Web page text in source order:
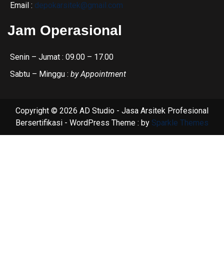
Email : depokarsitek@gmail.com
Jam Operasional
Senin – Jumat : 09.00 – 17.00
Sabtu – Minggu : by Appointment
Copyright © 2026 AD Studio - Jasa Arsitek Profesional
Bersertifikasi - WordPress Theme : by Sparkle Themes